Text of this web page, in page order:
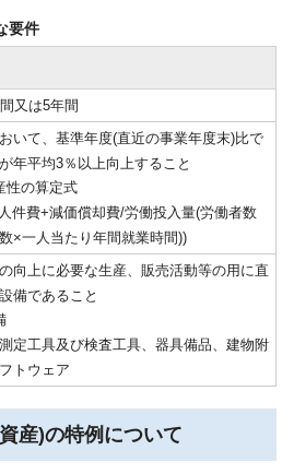
要件
又は5年間
いて、基準年度(直近の事業年度末)比で
年平均3％以上向上すること
性の算定式
件費+減価償却費/労働投入量(労働者数
×一人当たり年間就業時間))
向上に必要な生産、販売活動等の用に直
備であること
定工具及び検査工具、器具備品、建物附
トウェア
産)の特例について